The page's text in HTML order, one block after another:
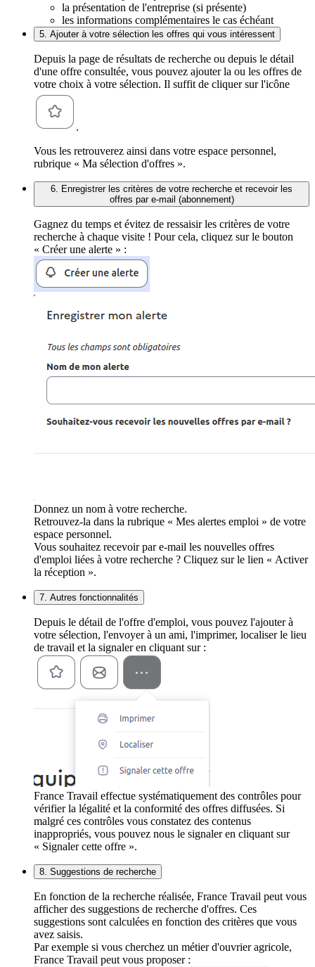
la présentation de l'entreprise (si présente)
les informations complémentaires le cas échéant
5. Ajouter à votre sélection les offres qui vous intéressent
Depuis la page de résultats de recherche ou depuis le détail
d'une offre consultée, vous pouvez ajouter la ou les offres de
votre choix à votre sélection. Il suffit de cliquer sur l'icône
.
Vous les retrouverez ainsi dans votre espace personnel,
rubrique « Ma sélection d'offres ».
6. Enregistrer les critères de votre recherche et recevoir les
offres par e-mail (abonnement)
Gagnez du temps et évitez de ressaisir les critères de votre
recherche à chaque visite ! Pour cela, cliquez sur le bouton
« Créer une alerte » :
Donnez un nom à votre recherche.
Retrouvez-la dans la rubrique « Mes alertes emploi » de votre
espace personnel.
Vous souhaitez recevoir par e-mail les nouvelles offres
d'emploi liées à votre recherche ? Cliquez sur le lien « Activer
la réception ».
7. Autres fonctionnalités
Depuis le détail de l'offre d'emploi, vous pouvez l'ajouter à
votre sélection, l'envoyer à un ami, l'imprimer, localiser le lieu
de travail et la signaler en cliquant sur :
France Travail effectue systématiquement des contrôles pour
vérifier la légalité et la conformité des offres diffusées. Si
malgré ces contrôles vous constatez des contenus
inappropriés, vous pouvez nous le signaler en cliquant sur
« Signaler cette offre ».
8. Suggestions de recherche
En fonction de la recherche réalisée, France Travail peut vous
afficher des suggestions de recherche d'offres. Ces
suggestions sont calculées en fonction des critères que vous
avez saisis.
Par exemple si vous cherchez un métier d'ouvrier agricole,
France Travail peut vous proposer :